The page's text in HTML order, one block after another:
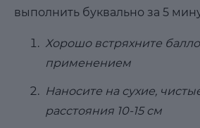
выполнить буквально за 5
Хорошо встряхните
применением
Наносите на сухие,
расстояния 10-15 см